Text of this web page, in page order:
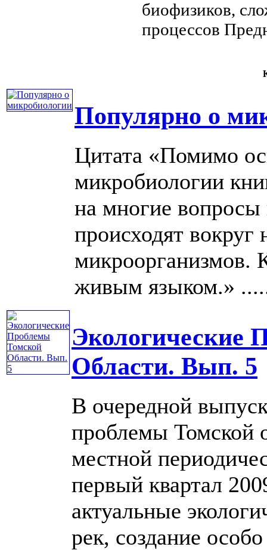
биофизиков,
процессов
Популярно о
Цитата «Помимо
микробиологии
на многие вопросы
происходят вокруг
микроорганизмов.
живым языком.»
Экологические
Области. Вып. 5
В очередной
проблемы Томской
местной
первый квартал
актуальные
рек, создание